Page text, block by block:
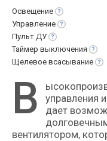
Освещение
Управление
Пульт ДУ
Таймер выключения
Щелевое всасывание
В
ысокопроизводительная наклонная кухонная вытяжка с сенсорным управлением, пультом дистанционного
управления
дает
вентилятором,